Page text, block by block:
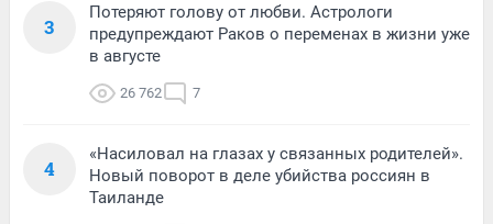
3
Потеряют голову от любви. Астрологи
предупреждают Раков о переменах в жизни уже
в августе
26 762 7
4
«Насиловал на глазах у связанных родителей».
Новый поворот в деле убийства россиян в
Таиланде